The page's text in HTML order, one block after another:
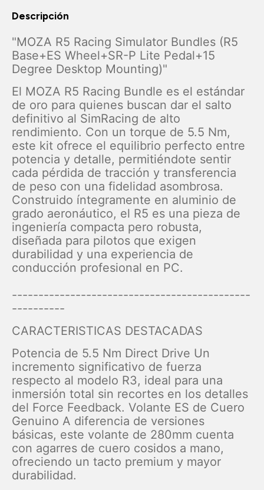
Descripción
"MOZA R5 Racing Simulator Bundles (R5
Base+ES Wheel+SR-P Lite Pedal+15
Degree Desktop Mounting)"
El MOZA R5 Racing Bundle es el estándar
de oro para quienes buscan dar el salto
definitivo al SimRacing de alto
rendimiento. Con un torque de 5.5 Nm,
este kit ofrece el equilibrio perfecto entre
potencia y detalle, permitiéndote sentir
cada pérdida de tracción y transferencia
de peso con una fidelidad asombrosa.
Construido íntegramente en aluminio de
grado aeronáutico, el R5 es una pieza de
ingeniería compacta pero robusta,
diseñada para pilotos que exigen
durabilidad y una experiencia de
conducción profesional en PC.
---------------------------------------------
----------
CARACTERISTICAS DESTACADAS
Potencia de 5.5 Nm Direct Drive Un
incremento significativo de fuerza
respecto al modelo R3, ideal para una
inmersión total sin recortes en los detalles
del Force Feedback. Volante ES de Cuero
Genuino A diferencia de versiones
básicas, este volante de 280mm cuenta
con agarres de cuero cosidos a mano,
ofreciendo un tacto premium y mayor
durabilidad.